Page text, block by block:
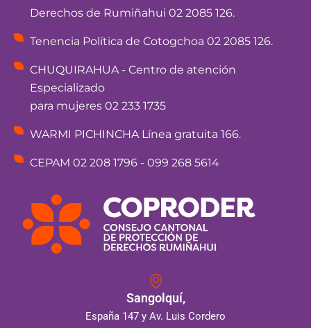
Derechos de Rumiñahui 02 2085 126.
Tenencia Política de Cotogchoa 02 2085 126.
CHUQUIRAHUA - Centro de atención
Especializado
para mujeres 02 233 1735
WARMI PICHINCHA Línea gratuita 166.
CEPAM 02 208 1796 - 099 268 5614
Sangolquí,
España 147 y Av. Luis Cordero